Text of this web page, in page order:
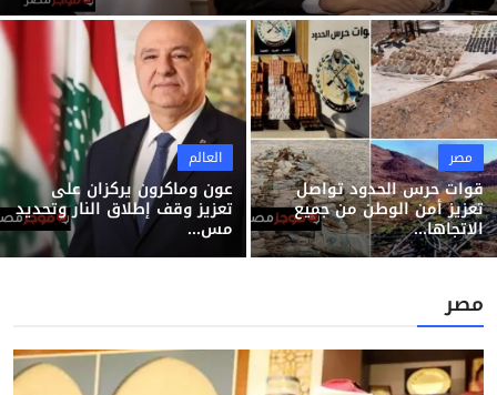
مصر
قوات حرس الحدود تواصل
تعزيز أمن الوطن من جميع
الاتجاها...
العالم
عون وماكرون يركزان على
تعزيز وقف إطلاق النار وتحديد
مس...
مصر